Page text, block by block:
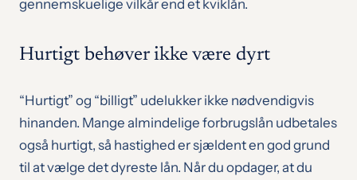
gennemskuelige vilkår end et kviklån.
Hurtigt behøver ikke være dyrt
“Hurtigt” og “billigt” udelukker ikke nødvendigvis
hinanden. Mange almindelige forbrugslån udbetales
også hurtigt, så hastighed er sjældent en god grund
til at vælge det dyreste lån. Når du opdager, at du